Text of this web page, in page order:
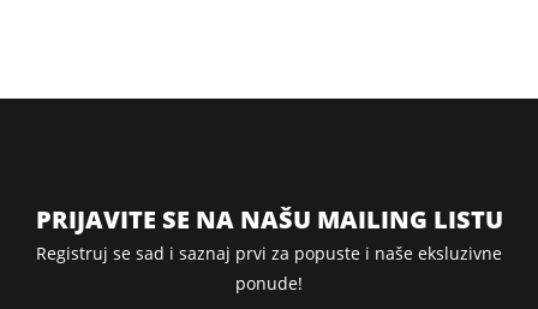
PRIJAVITE SE NA NAŠU MAILING LISTU
Registruj se sad i saznaj prvi za popuste i naše eksluzivne
ponude!